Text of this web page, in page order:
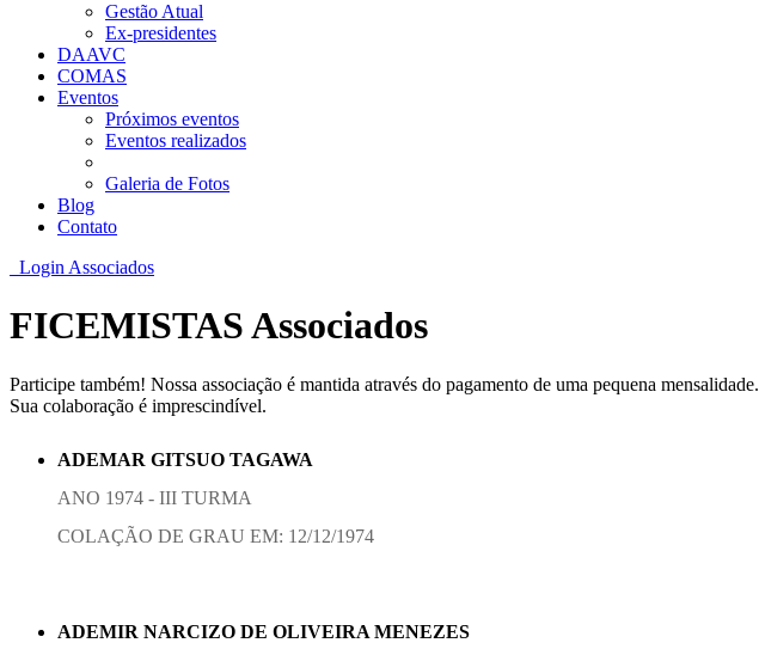
Gestão Atual
Ex-presidentes
DAAVC
COMAS
Eventos
Próximos eventos
Eventos realizados
Galeria de Fotos
Blog
Contato
Login Associados
FICEMISTAS Associados
Participe também! Nossa associação é mantida através do pagamento de uma pequena mensalidade.
Sua colaboração é imprescindível.
ADEMAR GITSUO TAGAWA
ANO 1974 - III TURMA
COLAÇÃO DE GRAU EM: 12/12/1974
ADEMIR NARCIZO DE OLIVEIRA MENEZES